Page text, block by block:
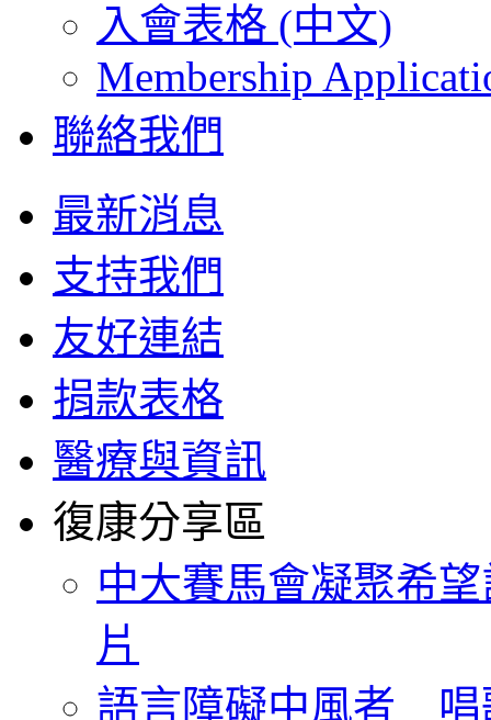
入會表格 (中文)
Membership
聯絡我們
最新消息
支持我們
友好連結
捐款表格
醫療與資訊
復康分享區
中大賽馬會凝聚希
片
語言障礙中風者 唱